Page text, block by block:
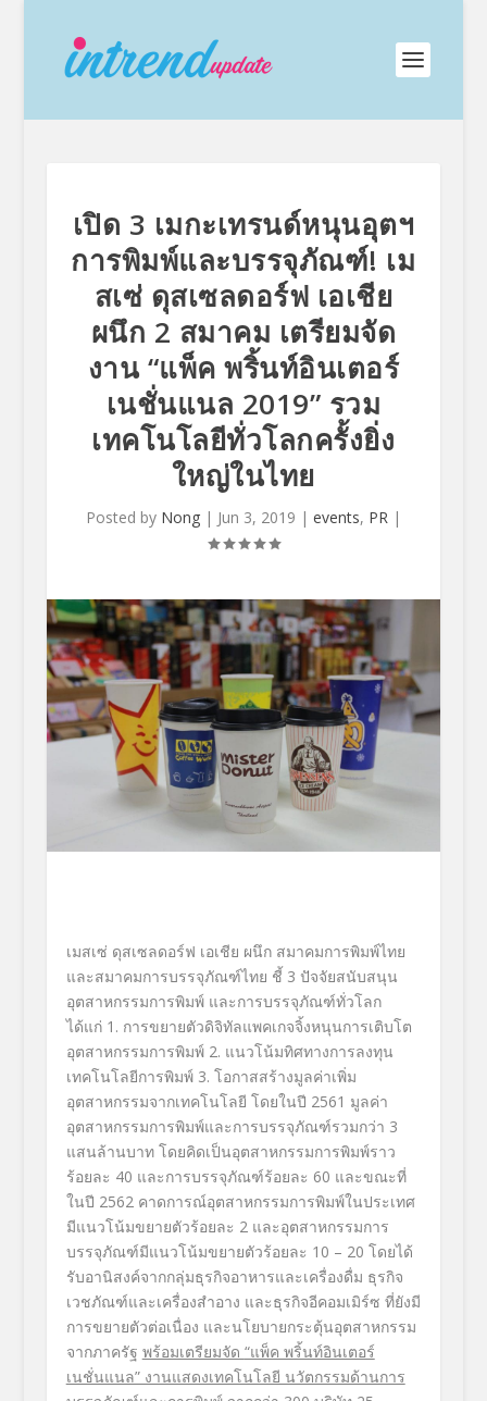
เปิด 3 เมกะเทรนด์หนุนอุตฯ
การพิมพ์และบรรจุภัณฑ์! เม
สเซ่ ดุสเซลดอร์ฟ เอเชีย
ผนึก 2 สมาคม เตรียมจัด
งาน “แพ็ค พริ้นท์อินเตอร์
เนชั่นแนล 2019” รวม
เทคโนโลยีทั่วโลกครั้งยิ่ง
ใหญ่ในไทย
Posted by Nong| Jun 3, 2019 | events, PR|
เมสเซ่ ดุสเซลดอร์ฟ เอเชีย ผนึก สมาคมการพิมพ์ไทย
และสมาคมการบรรจุภัณฑ์ไทย ชี้ 3 ปัจจัยสนับสนุน
อุตสาหกรรมการพิมพ์ และการบรรจุภัณฑ์ทั่วโลก
ได้แก่ 1. การขยายตัวดิจิทัลแพคเกจจิ้งหนุนการเติบโต
อุตสาหกรรมการพิมพ์ 2. แนวโน้มทิศทางการลงทุน
เทคโนโลยีการพิมพ์ 3. โอกาสสร้างมูลค่าเพิ่ม
อุตสาหกรรมจากเทคโนโลยี โดยในปี 2561 มูลค่า
อุตสาหกรรมการพิมพ์และการบรรจุภัณฑ์รวมกว่า 3
แสนล้านบาท โดยคิดเป็นอุตสาหกรรมการพิมพ์ราว
ร้อยละ 40 และการบรรจุภัณฑ์ร้อยละ 60 และขณะที่
ในปี 2562 คาดการณ์อุตสาหกรรมการพิมพ์ในประเทศ
มีแนวโน้มขยายตัวร้อยละ 2 และอุตสาหกรรมการ
บรรจุภัณฑ์มีแนวโน้มขยายตัวร้อยละ 10 – 20 โดยได้
รับอานิสงค์จากกลุ่มธุรกิจอาหารและเครื่องดื่ม ธุรกิจ
เวชภัณฑ์และเครื่องสำอาง และธุรกิจอีคอมเมิร์ซ ที่ยังมี
การขยายตัวต่อเนื่อง และนโยบายกระตุ้นอุตสาหกรรม
จากภาครัฐ พร้อมเตรียมจัด “แพ็ค พริ้นท์อินเตอร์
เนชั่นแนล” งานแสดงเทคโนโลยี นวัตกรรมด้านการ